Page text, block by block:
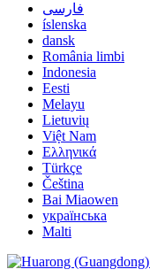
فارسی
íslenska
dansk
România limbi
Indonesia
Eesti
Melayu
Lietuvių
Việt Nam
Ελληνικά
Türkçe
Čeština
Bai Miaowen
українська
Malti